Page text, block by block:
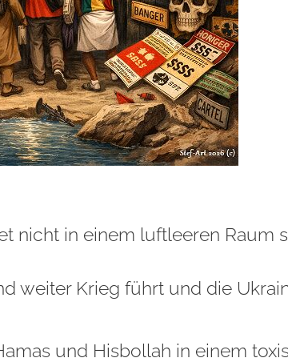
nicht in einem luftleeren Raum
weiter Krieg führt und die
und Hisbollah in einem